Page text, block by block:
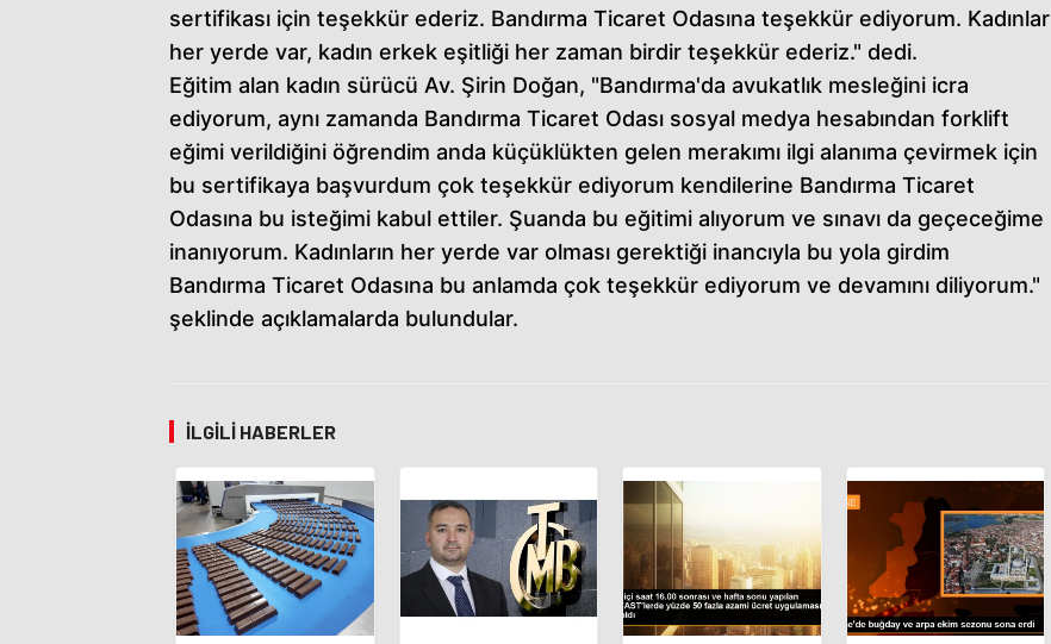
sertifikası için teşekkür ederiz. Bandırma Ticaret Odasına teşekkür ediyorum. Kadınlar
her yerde var, kadın erkek eşitliği her zaman birdir teşekkür ederiz." dedi.
Eğitim alan kadın sürücü Av. Şirin Doğan, "Bandırma'da avukatlık mesleğini icra
ediyorum, aynı zamanda Bandırma Ticaret Odası sosyal medya hesabından forklift
eğimi verildiğini öğrendim anda küçüklükten gelen merakımı ilgi alanıma çevirmek için
bu sertifikaya başvurdum çok teşekkür ediyorum kendilerine Bandırma Ticaret
Odasına bu isteğimi kabul ettiler. Şuanda bu eğitimi alıyorum ve sınavı da geçeceğime
inanıyorum. Kadınların her yerde var olması gerektiği inancıyla bu yola girdim
Bandırma Ticaret Odasına bu anlamda çok teşekkür ediyorum ve devamını diliyorum."
şeklinde açıklamalarda bulundular.
İLGILI HABERLER